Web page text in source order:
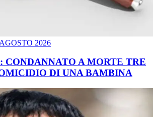
2026
CONDANNATO A MORTE TRE
DI UNA BAMBINA